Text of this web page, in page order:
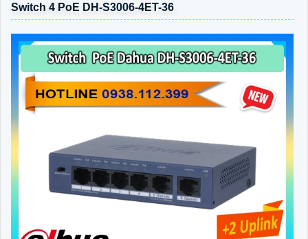
Switch 4 PoE DH-S3006-4ET-36